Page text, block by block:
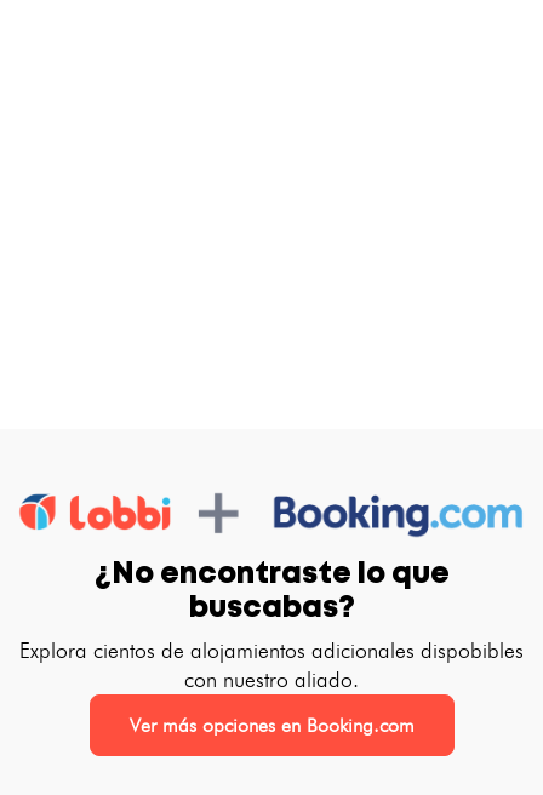
¿No encontraste lo que
buscabas?
Explora cientos de alojamientos adicionales dispobibles
con nuestro aliado.
Ver más opciones en Booking.com